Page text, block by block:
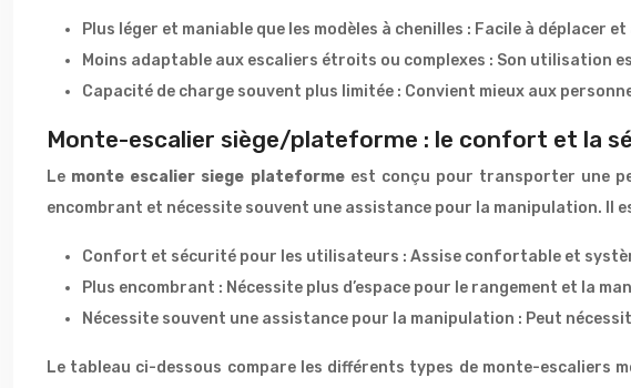
Plus léger et maniable que les modèles à chenilles : Facile à déplacer
Moins adaptable aux escaliers étroits ou complexes : Son utilisation
Capacité de charge souvent plus limitée : Convient mieux aux
Monte-escalier siège/plateforme : le confort et la
Le monte escalier siege plateforme est conçu pour transporter une
encombrant et nécessite souvent une assistance pour la manipulation. Il
Confort et sécurité pour les utilisateurs : Assise confortable et
Plus encombrant : Nécessite plus d’espace pour le rangement et la
Nécessite souvent une assistance pour la manipulation : Peut
Le tableau ci-dessous compare les différents types de monte-